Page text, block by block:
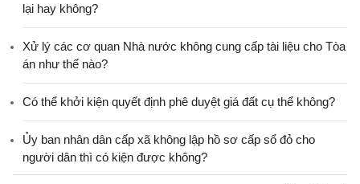
lại hay không?
Xử lý các cơ quan Nhà nước không cung cấp tài liệu cho Tòa
án như thế nào?
Có thể khởi kiện quyết định phê duyệt giá đất cụ thể không?
Ủy ban nhân dân cấp xã không lập hồ sơ cấp sổ đỏ cho
người dân thì có kiện được không?